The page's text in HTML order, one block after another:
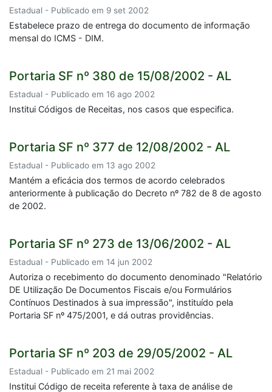
Estadual - Publicado em 9 set 2002
Estabelece prazo de entrega do documento de informação
mensal do ICMS - DIM.
Portaria SF nº 380 de 15/08/2002 - AL
Estadual - Publicado em 16 ago 2002
Institui Códigos de Receitas, nos casos que especifica.
Portaria SF nº 377 de 12/08/2002 - AL
Estadual - Publicado em 13 ago 2002
Mantém a eficácia dos termos de acordo celebrados
anteriormente à publicação do Decreto nº 782 de 8 de agosto
de 2002.
Portaria SF nº 273 de 13/06/2002 - AL
Estadual - Publicado em 14 jun 2002
Autoriza o recebimento do documento denominado "Relatório
DE Utilização De Documentos Fiscais e/ou Formulários
Contínuos Destinados à sua impressão", instituído pela
Portaria SF nº 475/2001, e dá outras providências.
Portaria SF nº 203 de 29/05/2002 - AL
Estadual - Publicado em 21 mai 2002
Institui Código de receita referente à taxa de análise de